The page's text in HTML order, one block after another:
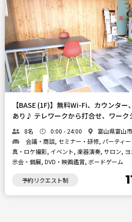
【BASE (1F)】無料Wi-Fi、カウンタ
あり♪ テレワークから打合せ、ワー
8名 0:00 - 24:00
富山県富山
会議・商談, セミナー・研修, パーティ
真・ロケ撮影, イベント, 楽器演奏, サロン,
示会・個展, DVD・映画鑑賞, ボードゲーム
予約リクエスト制